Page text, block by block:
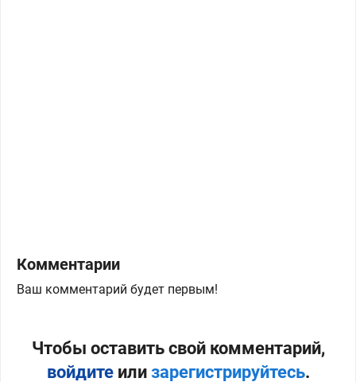
Комментарии
Ваш комментарий будет первым!
Чтобы оставить свой комментарий,
войдитеили зарегистрируйтесь.